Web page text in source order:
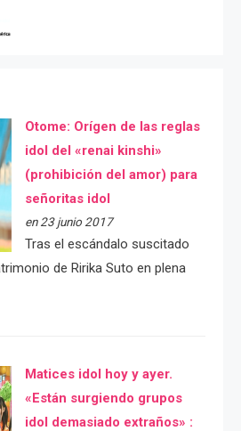
Otome: Orígen de las reglas
idol del «renai kinshi»
(prohibición del amor) para
señoritas idol
en 23 junio 2017
Tras el escándalo suscitado
de Ririka Suto en plena
Matices idol hoy y ayer.
«Están surgiendo grupos
idol demasiado extraños» :